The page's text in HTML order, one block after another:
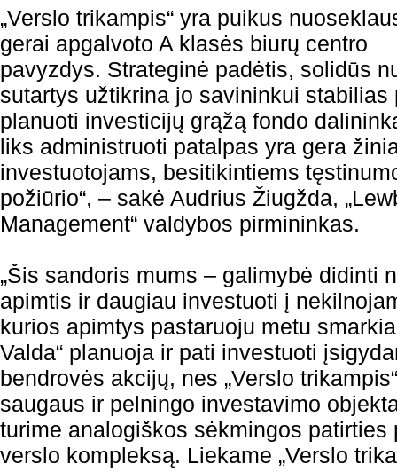
„Verslo trikampis“ yra puikus
gerai apgalvoto A klasės biurų centro
pavyzdys. Strateginė padėtis, solidūs
sutartys užtikrina jo savininkui
planuoti investicijų grąžą fondo
liks administruoti patalpas yra gera
investuotojams, besitikintiems
požiūrio“, – sakė Audrius Žiugžda,
Management“ valdybos pirmininkas.
„Šis sandoris mums – galimybė didinti
apimtis ir daugiau investuoti į
kurios apimtys pastaruoju metu
Valda“ planuoja ir pati investuoti
bendrovės akcijų, nes „Verslo
saugaus ir pelningo investavimo
turime analogiškos sėkmingos patirties
verslo kompleksą. Liekame „Verslo